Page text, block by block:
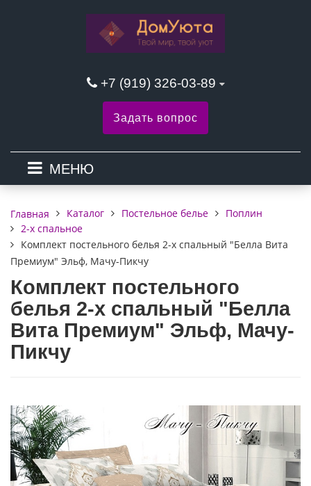
+7 (919) 326-03-89
Задать вопрос
МЕНЮ
Главная Каталог Постельное белье
Поплин
2-х спальное
Комплект постельного белья 2-х спальный "Белла Вита
Премиум" Эльф, Мачу-Пикчу
Комплект постельного
белья 2-х спальный "Белла
Вита Премиум" Эльф, Мачу-
Пикчу